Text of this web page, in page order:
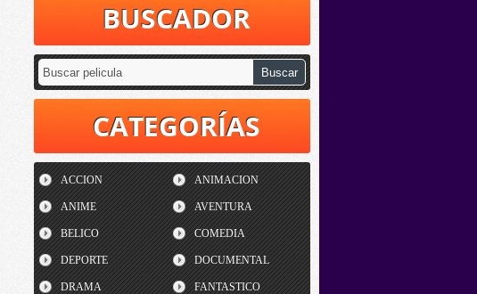
BUSCADOR
CATEGORÍAS
ACCION ANIMACION
ANIME AVENTURA
BELICO COMEDIA
DEPORTE DOCUMENTAL
DRAMA FANTASTICO